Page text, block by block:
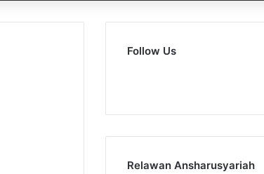
Follow Us
Relawan Ansharusyariah